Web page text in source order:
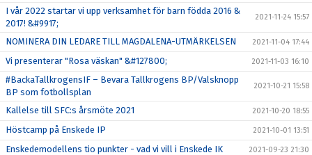
I vår 2022 startar vi upp verksamhet för barn födda 2016 &
2017! &#9917;
2021-11-24 15:57
NOMINERA DIN LEDARE TILL MAGDALENA-UTMÄRKELSEN 2021-11-04 17:44
Vi presenterar "Rosa väskan" &#127800; 2021-11-03 16:10
#BackaTallkrogensIF – Bevara Tallkrogens BP/Valsknopp
BP som fotbollsplan
2021-10-21 15:58
Kallelse till SFC:s årsmöte 2021 2021-10-20 18:55
Höstcamp på Enskede IP 2021-10-01 13:51
Enskedemodellens tio punkter - vad vi vill i Enskede IK 2021-09-23 21:30